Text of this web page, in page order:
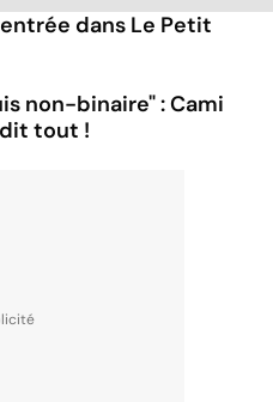
dans Le Petit
non-binaire" : Cami
tout !